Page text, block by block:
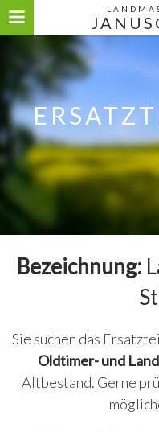
Bezeichnung:
Sie suchen das
Oldtimer- und
Altbestand. Gerne